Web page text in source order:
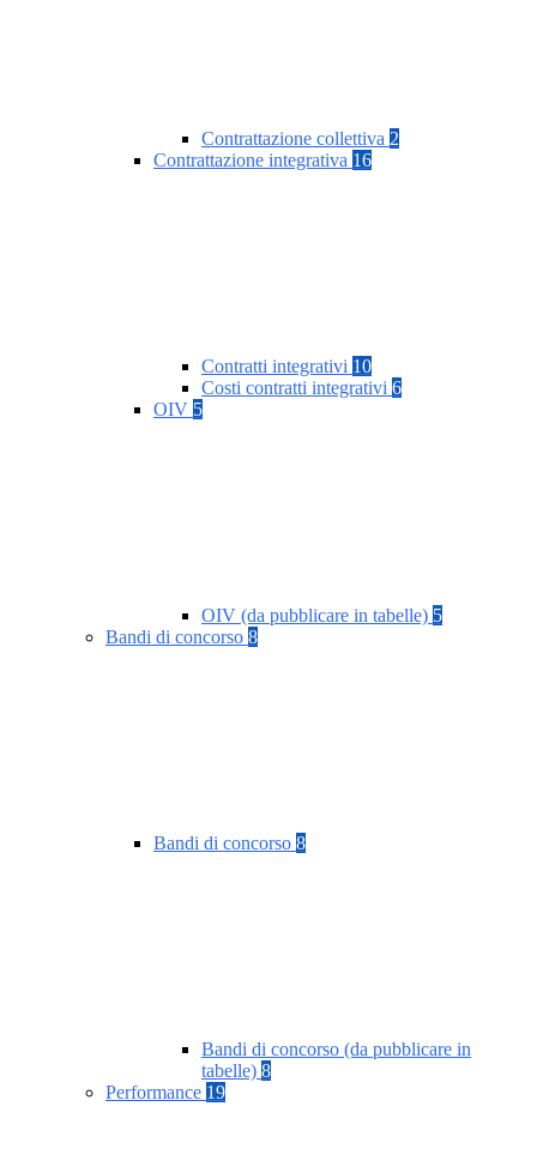
Contrattazione collettiva 2
Contrattazione integrativa 16
Contratti integrativi 10
Costi contratti integrativi 6
OIV 5
OIV (da pubblicare in tabelle) 5
Bandi di concorso 8
Bandi di concorso 8
Bandi di concorso (da pubblicare in
tabelle) 8
Performance 19